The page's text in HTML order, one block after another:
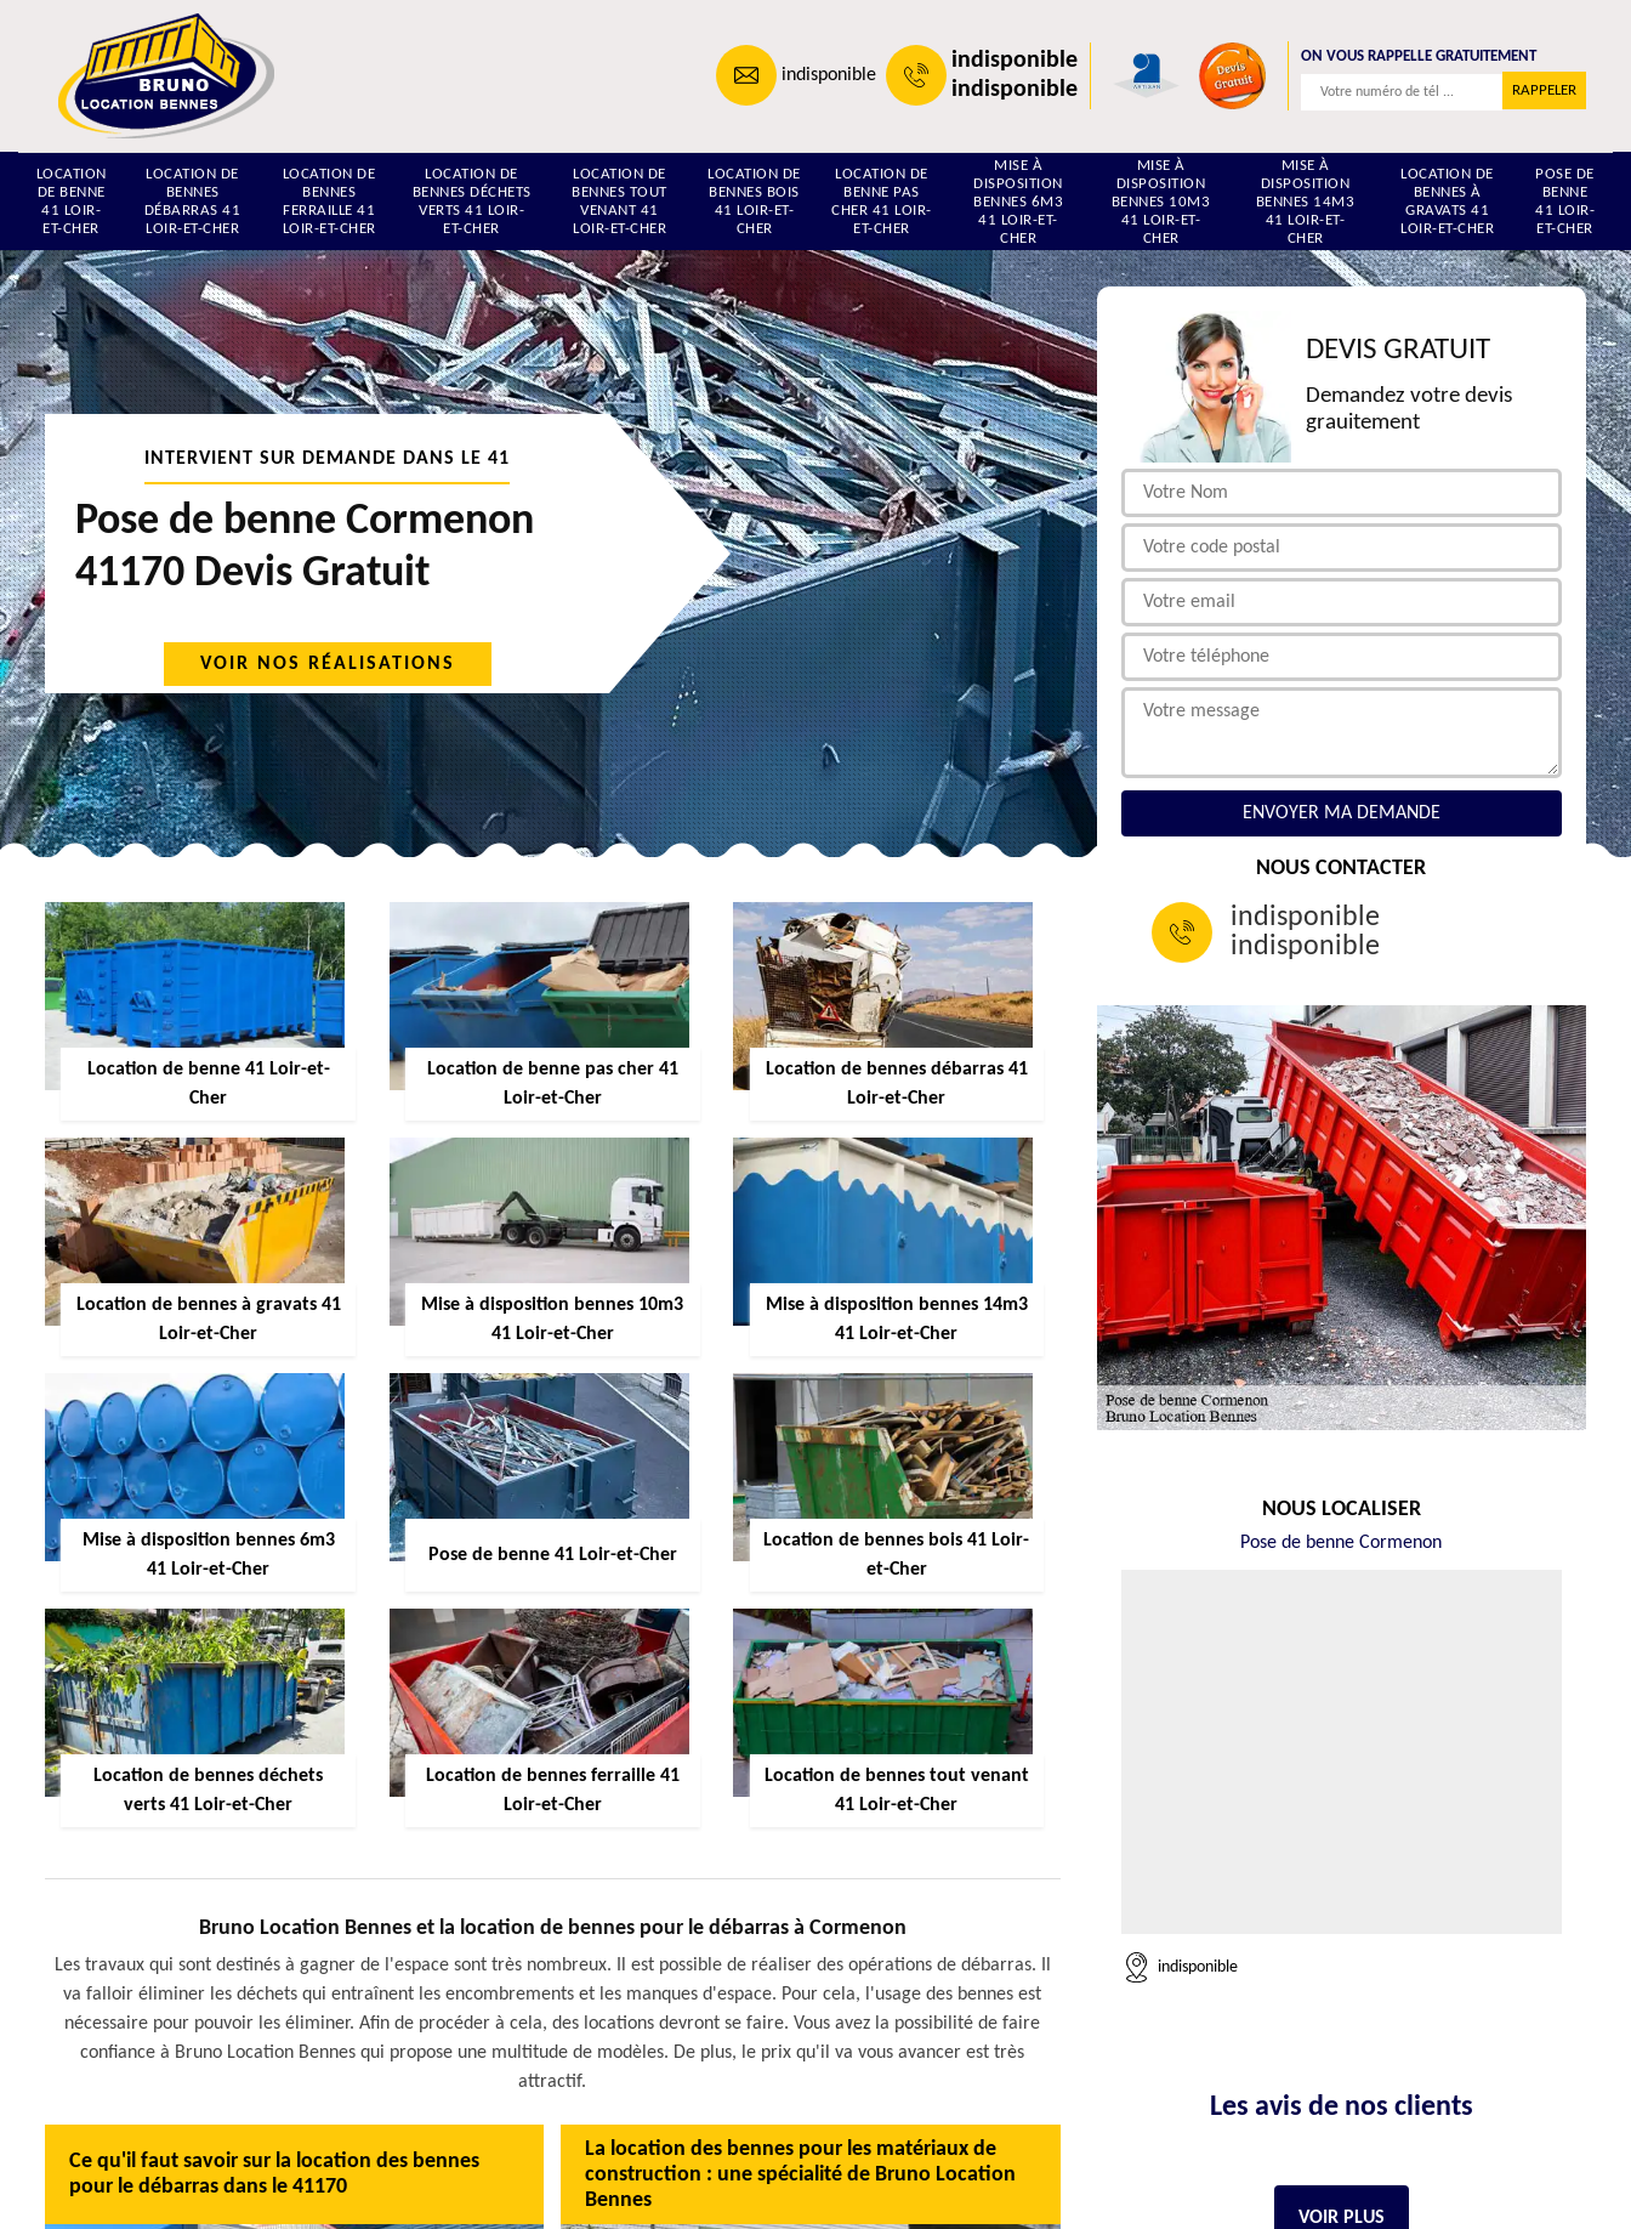
indisponible
indisponible
indisponible
ON VOUS RAPPELLE GRATUITEMENT
LOCATION
DE BENNE
41 LOIR-
ET-CHER
LOCATION DE
BENNES
DÉBARRAS 41
LOIR-ET-CHER
LOCATION DE
BENNES
FERRAILLE 41
LOIR-ET-CHER
LOCATION DE
BENNES DÉCHETS
VERTS 41 LOIR-
ET-CHER
LOCATION DE
BENNES TOUT
VENANT 41
LOIR-ET-CHER
LOCATION DE
BENNES BOIS
41 LOIR-ET-
CHER
LOCATION DE
BENNE PAS
CHER 41 LOIR-
ET-CHER
MISE À
DISPOSITION
BENNES 6M3
41 LOIR-ET-
CHER
MISE À
DISPOSITION
BENNES 10M3
41 LOIR-ET-
CHER
MISE À
DISPOSITION
BENNES 14M3
41 LOIR-ET-
CHER
LOCATION DE
BENNES À
GRAVATS 41
LOIR-ET-CHER
POSE DE
BENNE
41 LOIR-
ET-CHER
INTERVIENT SUR DEMANDE DANS LE 41
Pose de benne Cormenon
41170 Devis Gratuit
VOIR NOS RÉALISATIONS
Location de benne 41 Loir-et-
Cher
Location de benne pas cher 41
Loir-et-Cher
Location de bennes débarras 41
Loir-et-Cher
Location de bennes à gravats 41
Loir-et-Cher
Mise à disposition bennes 10m3
41 Loir-et-Cher
Mise à disposition bennes 14m3
41 Loir-et-Cher
Mise à disposition bennes 6m3
41 Loir-et-Cher
Pose de benne 41 Loir-et-Cher
Location de bennes bois 41 Loir-
et-Cher
Location de bennes déchets
verts 41 Loir-et-Cher
Location de bennes ferraille 41
Loir-et-Cher
Location de bennes tout venant
41 Loir-et-Cher
Bruno Location Bennes et la location de bennes pour le débarras à Cormenon
Les travaux qui sont destinés à gagner de l'espace sont très nombreux. Il est possible de réaliser des opérations de débarras. Il
va falloir éliminer les déchets qui entraînent les encombrements et les manques d'espace. Pour cela, l'usage des bennes est
nécessaire pour pouvoir les éliminer. Afin de procéder à cela, des locations devront se faire. Vous avez la possibilité de faire
confiance à Bruno Location Bennes qui propose une multitude de modèles. De plus, le prix qu'il va vous avancer est très
attractif.
Ce qu'il faut savoir sur la location des bennes
pour le débarras dans le 41170
La location des bennes pour les matériaux de
construction : une spécialité de Bruno Location
Bennes
DEVIS GRATUIT
Demandez votre devis
grauitement
NOUS CONTACTER
indisponible
indisponible
NOUS LOCALISER
Pose de benne Cormenon
indisponible
Les avis de nos clients
VOIR PLUS